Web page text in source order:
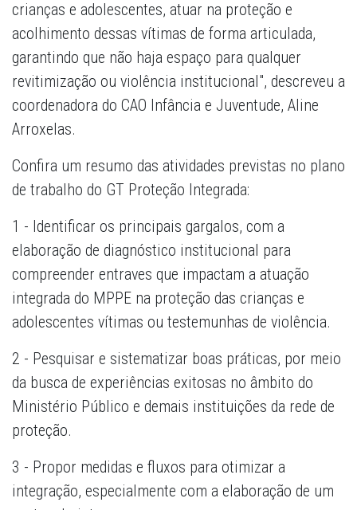
crianças e adolescentes, atuar na proteção e
acolhimento dessas vítimas de forma articulada,
garantindo que não haja espaço para qualquer
revitimização ou violência institucional", descreveu a
coordenadora do CAO Infância e Juventude, Aline
Arroxelas.
Confira um resumo das atividades previstas no plano
de trabalho do GT Proteção Integrada:
1 - Identificar os principais gargalos, com a
elaboração de diagnóstico institucional para
compreender entraves que impactam a atuação
integrada do MPPE na proteção das crianças e
adolescentes vítimas ou testemunhas de violência.
2 - Pesquisar e sistematizar boas práticas, por meio
da busca de experiências exitosas no âmbito do
Ministério Público e demais instituições da rede de
proteção.
3 - Propor medidas e fluxos para otimizar a
integração, especialmente com a elaboração de um